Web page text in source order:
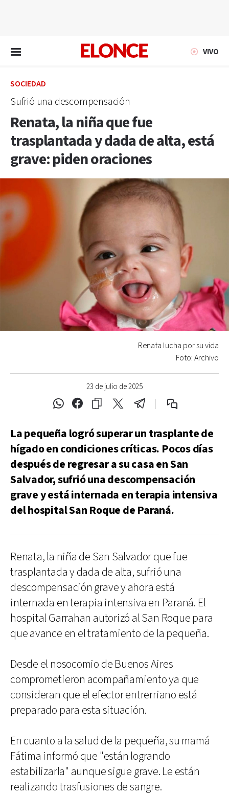
VIVO
SOCIEDAD
Sufrió una descompensación
Renata, la niña que fue
trasplantada y dada de alta, está
grave: piden oraciones
23 de julio de 2025
Renata lucha por su vida
Foto: Archivo
La pequeña logró superar un trasplante de
hígado en condiciones críticas. Pocos días
después de regresar a su casa en San
Salvador, sufrió una descompensación
grave y está internada en terapia intensiva
del hospital San Roque de Paraná.
Renata, la niña de San Salvador que fue
trasplantada y dada de alta, sufrió una
descompensación grave y ahora está
internada en terapia intensiva en Paraná. El
hospital Garrahan autorizó al San Roque para
que avance en el tratamiento de la pequeña.
Desde el nosocomio de Buenos Aires
comprometieron acompañamiento ya que
consideran que el efector entrerriano está
preparado para esta situación.
En cuanto a la salud de la pequeña, su mamá
Fátima informó que "están logrando
estabilizarla" aunque sigue grave. Le están
realizando trasfusiones de sangre.